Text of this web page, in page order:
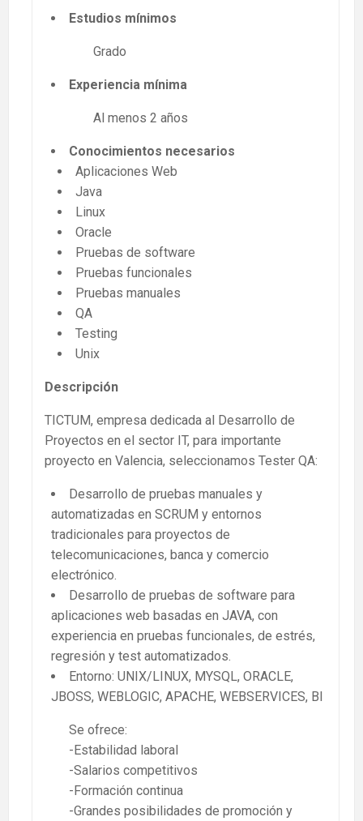
Estudios mínimos
Grado
Experiencia mínima
Al menos 2 años
Conocimientos necesarios
Aplicaciones Web
Java
Linux
Oracle
Pruebas de software
Pruebas funcionales
Pruebas manuales
QA
Testing
Unix
Descripción
TICTUM, empresa dedicada al Desarrollo de
Proyectos en el sector IT, para importante
proyecto en Valencia, seleccionamos Tester QA:
Desarrollo de pruebas manuales y
automatizadas en SCRUM y entornos
tradicionales para proyectos de
telecomunicaciones, banca y comercio
electrónico.
Desarrollo de pruebas de software para
aplicaciones web basadas en JAVA, con
experiencia en pruebas funcionales, de estrés,
regresión y test automatizados.
Entorno: UNIX/LINUX, MYSQL, ORACLE,
JBOSS, WEBLOGIC, APACHE, WEBSERVICES, BI
Se ofrece:
-Estabilidad laboral
-Salarios competitivos
-Formación continua
-Grandes posibilidades de promoción y